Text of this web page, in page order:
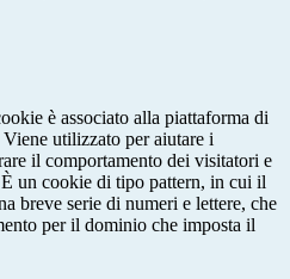
è associato alla piattaforma di
utilizzato per aiutare i
il comportamento dei visitatori e
un cookie di tipo pattern, in cui il
breve serie di numeri e lettere, che
per il dominio che imposta il